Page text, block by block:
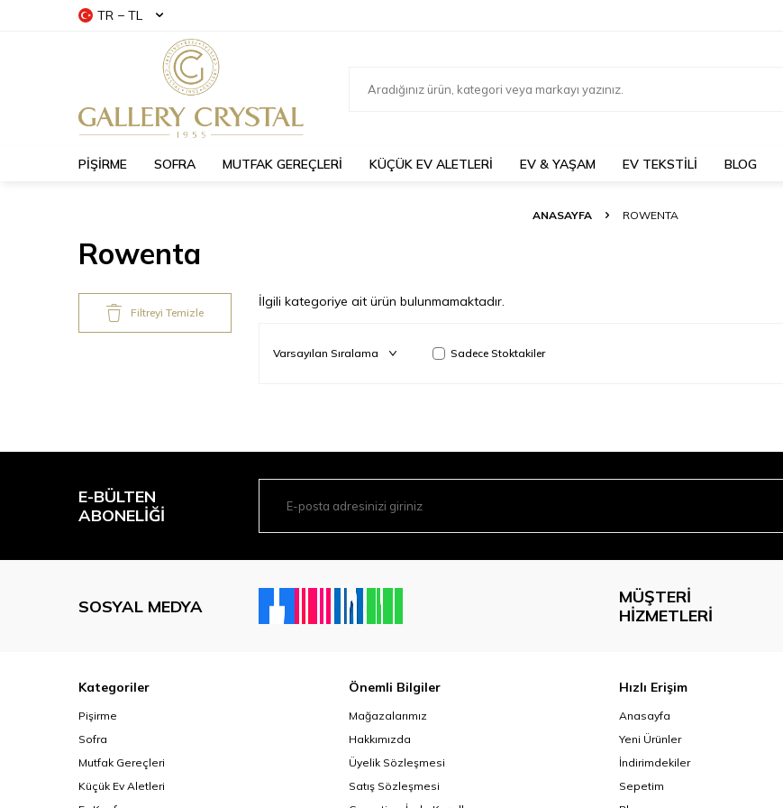
TR − TL
PİŞİRME SOFRA MUTFAK GEREÇLERİ KÜÇÜK EV ALETLERİ EV & YAŞAM EV TEKSTİLİ BLOG
ANASAYFA ROWENTA
Rowenta
Filtreyi Temizle
İlgili kategoriye ait ürün bulunmamaktadır.
Sadece Stoktakiler
E-BÜLTEN
ABONELIĞI
SOSYAL MEDYA
MÜŞTERI
HIZMETLERI
Kategoriler
Pişirme
Sofra
Mutfak Gereçleri
Küçük Ev Aletleri
Önemli Bilgiler
Mağazalarımız
Hakkımızda
Üyelik Sözleşmesi
Satış Sözleşmesi
Hızlı Erişim
Anasayfa
Yeni Ürünler
İndirimdekiler
Sepetim